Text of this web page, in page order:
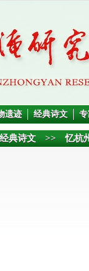
遗迹 经典诗文
典诗文 >> 忆杭